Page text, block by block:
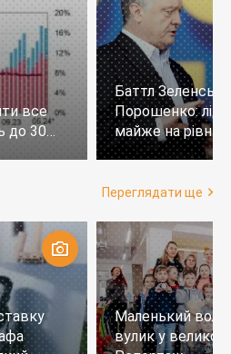
все
до 30
Баттл
Порошенко:
майже на
тих, хто не
Переглядати ще
Маленький
вулик у